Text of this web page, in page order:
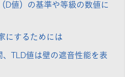
D値）の基準や等級の数値に
にするためには
、TLD値は壁の遮音性能を表